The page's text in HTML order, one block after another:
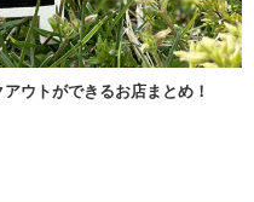
ウトができるお店まとめ！